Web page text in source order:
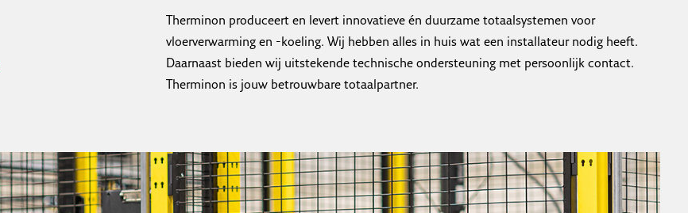
Therminon produceert en levert innovatieve én duurzame totaalsystemen voor
vloerverwarming en -koeling. Wij hebben alles in huis wat een installateur nodig heeft.
Daarnaast bieden wij uitstekende technische ondersteuning met persoonlijk contact.
Therminon is jouw betrouwbare totaalpartner.